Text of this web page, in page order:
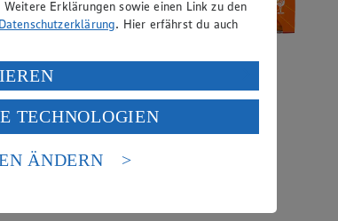
Erklärungen sowie einen Link zu den
Datenschutzerklärung. Hier erfährst du auch
USA durch Facebook und YouTube:
des Art. 49 Abs. 1 Satz 1 lit. a) DSGVO
Der EuGH sieht die USA als Land mit
Datenschutzniveau an. Es besteht das
TECHNOLOGIEN
ÄNDERN